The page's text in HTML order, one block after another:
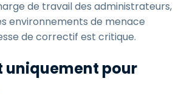
de travail des administrateurs,
environnements de menace
de correctif est critique.
uniquement pour